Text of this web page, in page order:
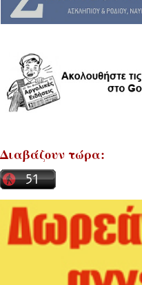
Διαβάζουν τώρα: